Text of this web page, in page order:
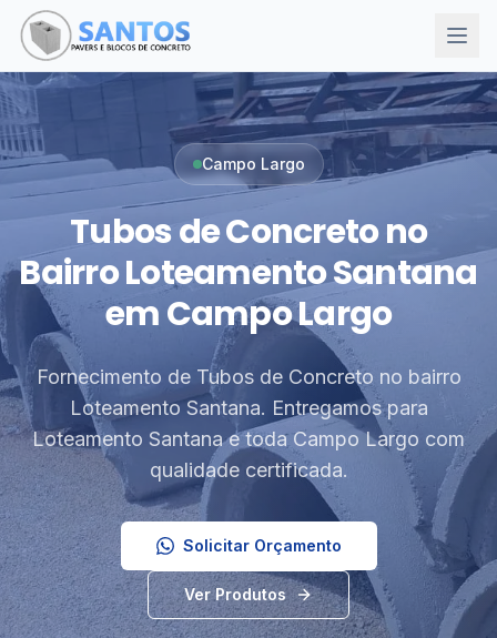
Campo Largo
Tubos de Concreto no
Bairro Loteamento Santana
em Campo Largo
Fornecimento de Tubos de Concreto no bairro
Loteamento Santana. Entregamos para
Loteamento Santana e toda Campo Largo com
qualidade certificada.
Solicitar Orçamento
Ver Produtos